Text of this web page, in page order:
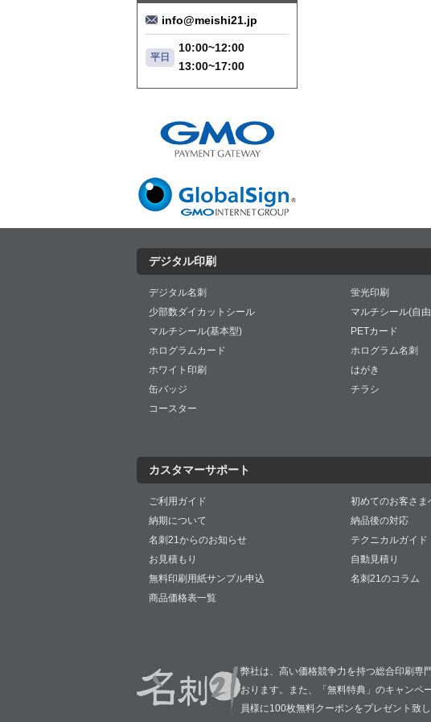
info@meishi21.jp
平日
10:00~12:00
13:00~17:00
デジタル印刷
デジタル名刺
蛍光印刷
少部数ダイカットシール
マルチシール(自
マルチシール(基本型)
PETカード
ホログラムカード
ホログラム名刺
ホワイト印刷
はがき
缶バッジ
チラシ
コースター
カスタマーサポート
ご利用ガイド 初めてのお客さま
納期について
納品後の対応
名刺21からのお知らせ
テクニカルガイド
お見積もり
自動見積り
無料印刷用紙サンプル申込
名刺21のコラム
商品価格表一覧
弊社は、高い価格競争力を持つ総合印刷専
おります。また、「無料特典」のキャンペ
員様に100枚無料クーポンをプレゼント致し